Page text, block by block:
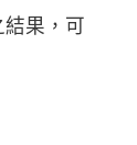
果，可